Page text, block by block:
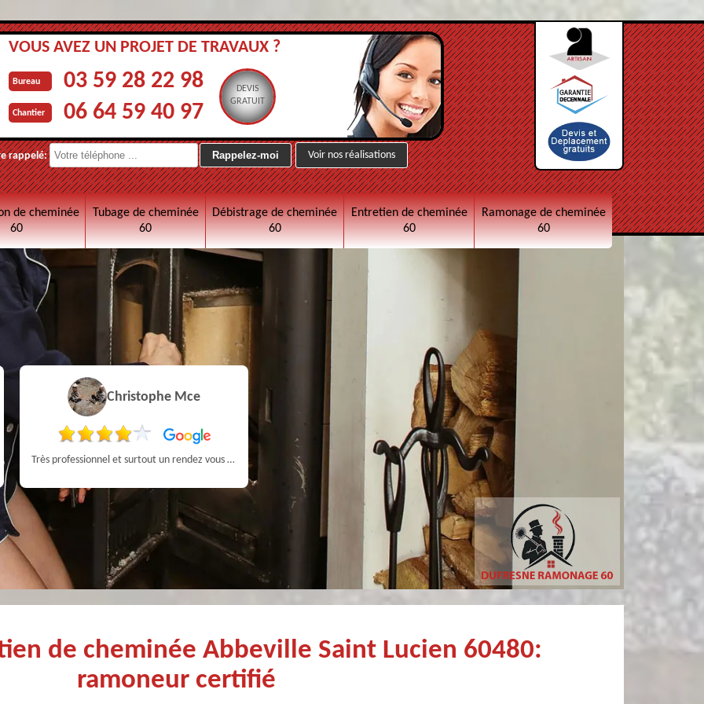
VOUS AVEZ UN PROJET DE TRAVAUX ?
Bureau 03 59 28 22 98
Chantier 06 64 59 40 97
DEVIS
GRATUIT
rappelé: Voir nos réalisations
de cheminée
60
Tubage de cheminée
60
Débistrage de cheminée
60
Entretien de cheminée
60
Ramonage de cheminée
60
Christophe Mce
Très professionnel et surtout un rendez vous rapide pour un ramonage efficace
sylvain bury
Très bon Professionnel Recommandé Très bien !
de cheminée Abbeville Saint Lucien 60480:
ramoneur certifié